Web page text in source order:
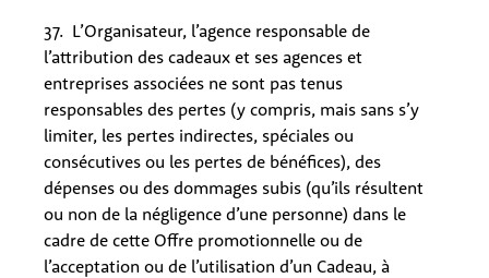
37. L’Organisateur, l’agence responsable de
l’attribution des cadeaux et ses agences et
entreprises associées ne sont pas tenus
responsables des pertes (y compris, mais sans s’y
limiter, les pertes indirectes, spéciales ou
consécutives ou les pertes de bénéfices), des
dépenses ou des dommages subis (qu’ils résultent
ou non de la négligence d’une personne) dans le
cadre de cette Offre promotionnelle ou de
l’acceptation ou de l’utilisation d’un Cadeau, à